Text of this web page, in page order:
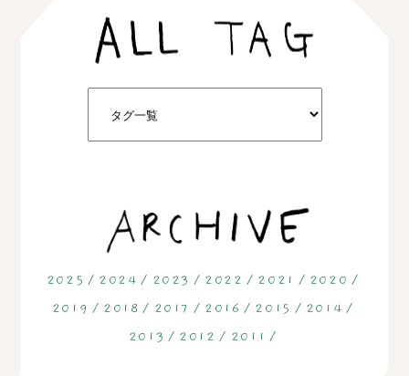
2025 2024 2023 2022 2021
2020
2019
2018 2017 2016 2015
2014
2013
2012 2011